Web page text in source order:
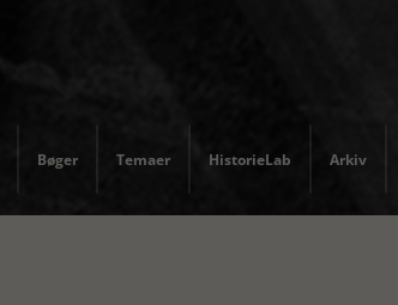
Bøger Temaer HistorieLab Arkiv